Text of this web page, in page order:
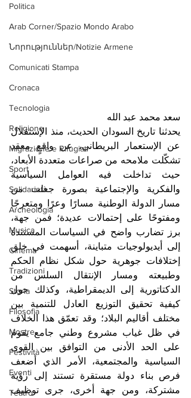
Politica
Arab Corner/Spazio Mondo Arabo
Նորություններ/Notizie Armene
Comunicati Stampa
Cronaca
Tecnologia
Religione
Migrazione e Rifugiati
Sport
Solidarietà
Archeologia
Musica
Cinema
Tradizioni
Storia
Filosofia
Mostre
Festività
Eventi
Teatro
​سعد محمد عبد الله
​يحدثنا تاريخ السودان الحديث، منذ الإستقلال
عن الإستعمار البريطاني، عن واقعٍ معقد
حيث تداخلت فيه العوامل السياسية
والفكرية والإجتماعية بصورة جعلت من
برز تضارب واضح في السياسات المستندة
إلى أيديولوجيات متباينة، أسهمت في خلق
الدكتاتورية إلى الديمقراطية، وكذلك حول
في ظل غياب مشروع وطني جامع يقوم
على الحد الأدنى من التوافق بين القوى
فرص بناء دولة مستقرة تستند إلى رؤية
مشتركة، ومن جهة أخرى، جرى توظيف